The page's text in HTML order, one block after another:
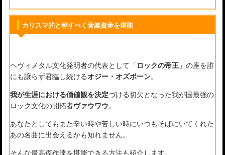
カリスマ的と称すべく音楽資産を堪能
ヘヴィメタル文化発明者の代表として「 ロックの帝王」の座を誰
にも譲らず君臨し続けるオジー・オズボーン。
我が生涯における価値観を決定づける切欠となった我が国最強の
ロック文化の開拓者ヴァウワウ。
あなたとしてもまた辛い時や苦しい時にいつもそばにいてくれた
あの名曲に出会えるかも知れません。
そんな最高傑作達を堪能できる方法も紹介します。